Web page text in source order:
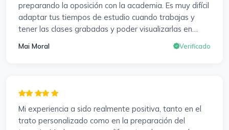
preparando la oposición con la academia. Es muy difícil
adaptar tus tiempos de estudio cuando trabajas y
tener las clases grabadas y poder visualizarlas en
cualquier momento y las veces que sea necesario, se
agradece mucho. Sabemos que el trabajo de estudio
profesores accesibles, atentos y dispuestos para
resolver dudas, se agradece. Incluso se ofrecieron a
ayudarme a buscar impugnaciones de preguntas del
examen para subir nota. Gracias Vanesa y Pablo.
Mai Moral Verificado
Mi experiencia a sido realmente positiva, tanto en el
trato personalizado como en la preparación del